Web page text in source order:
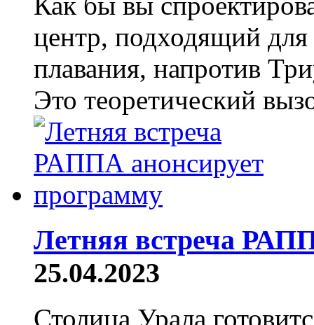
центр, подходящий
плавания, напротив
Это теоретический
Летняя встреча
25.04.2023
Столица Урала